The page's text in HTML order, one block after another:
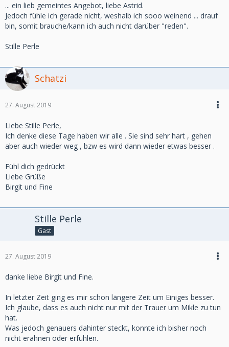
... ein lieb gemeintes Angebot, liebe Astrid.
Jedoch fühle ich gerade nicht, weshalb ich sooo weinend ... drauf
bin, somit brauche/kann ich auch nicht darüber "reden".
Stille Perle
Schatzi
27. August 2019
Liebe Stille Perle,
Ich denke diese Tage haben wir alle . Sie sind sehr hart , gehen
aber auch wieder weg , bzw es wird dann wieder etwas besser .
Fühl dich gedrückt
Liebe Grüße
Birgit und Fine
Stille Perle
Gast
27. August 2019
danke liebe Birgit und Fine.
In letzter Zeit ging es mir schon längere Zeit um Einiges besser.
Ich glaube, dass es auch nicht nur mit der Trauer um Mikle zu tun
hat.
Was jedoch genauers dahinter steckt, konnte ich bisher noch
nicht erahnen oder erfühlen.